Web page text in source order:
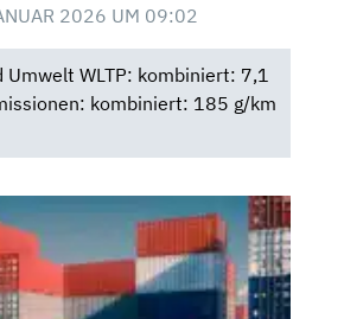
2026 UM 09:02
Umwelt WLTP: kombiniert: 7,1
kombiniert: 185 g/km